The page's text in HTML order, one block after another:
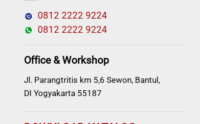
0812 2222 9224
0812 2222 9224
Office & Workshop
Jl. Parangtritis km 5,6 Sewon, Bantul,
DI Yogyakarta 55187